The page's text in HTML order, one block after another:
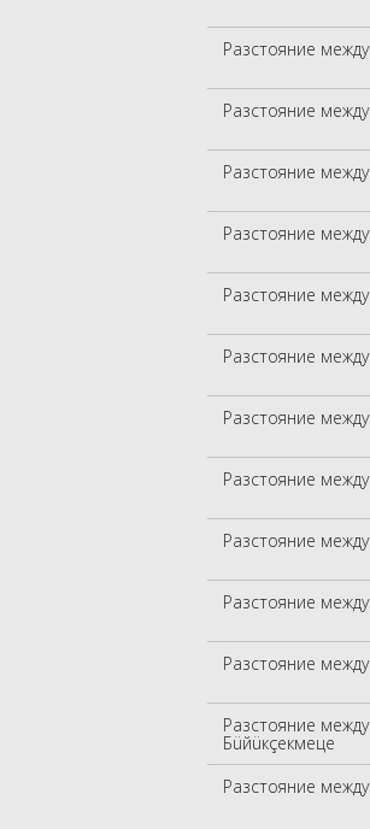
Разстояние между
Разстояние
Разстояние
Разстояние
Разстояние
Разстояние
Разстояние
Разстояние между
Разстояние между
Разстояние
Разстояние
Разстояние между
Бüйüкçекмеце
Разстояние